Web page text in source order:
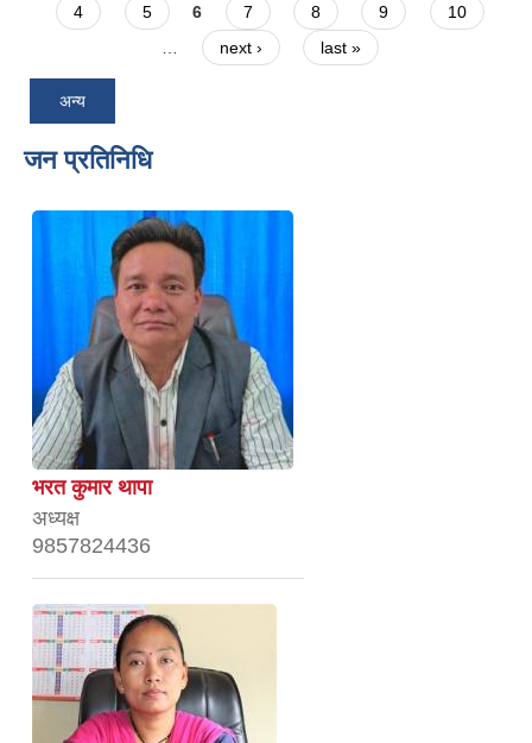
4
5 6 7 8 9
10
next › last »
अन्य
जन प्रतिनिधि
भरत कुमार थापा
अध्यक्ष
9857824436